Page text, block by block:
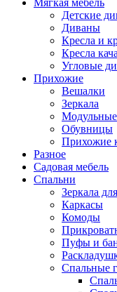
Мягкая мебель
Детские
Диваны
Кресла и
Кресла
Угловые
Прихожие
Вешалки
Зеркала
Обувницы
Прихожие
Разное
Садовая мебель
Спальни
Зеркала
Каркасы
Комоды
Пуфы и
Спальные